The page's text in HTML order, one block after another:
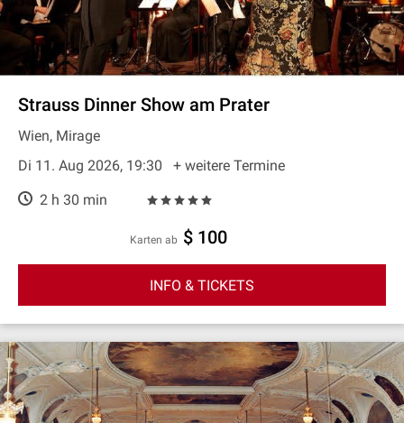
Strauss Dinner Show am Prater
Wien, Mirage
Di 11. Aug 2026, 19:30
+ weitere Termine
2 h 30 min
Karten ab $ 100
INFO & TICKETS